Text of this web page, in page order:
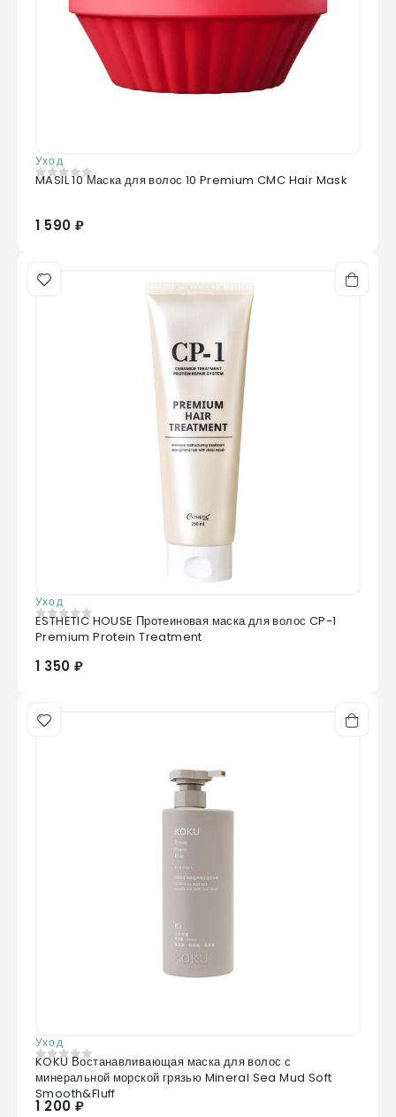
Уход
0из 5
MASIL 10 Маска для волос 10 Premium CMC Hair Mask
1 590 ₽
Уход
0из 5
ESTHETIC HOUSE Протеиновая маска для волос CP-1
Premium Protein Treatment
1 350 ₽
Уход
0из 5
KOKU Востанавливающая маска для волос с
минеральной морской грязью Mineral Sea Mud Soft
Smooth&Fluff
1 200 ₽